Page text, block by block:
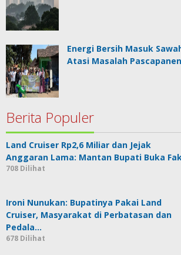
Energi Bersih Masuk
Atasi Masalah Pascapanen
Berita Populer
Land Cruiser Rp2,6 Miliar dan Jejak
Anggaran Lama: Mantan Bupati Buka
708 Dilihat
Ironi Nunukan: Bupatinya Pakai Land
Cruiser, Masyarakat di Perbatasan dan
Pedala…
678 Dilihat